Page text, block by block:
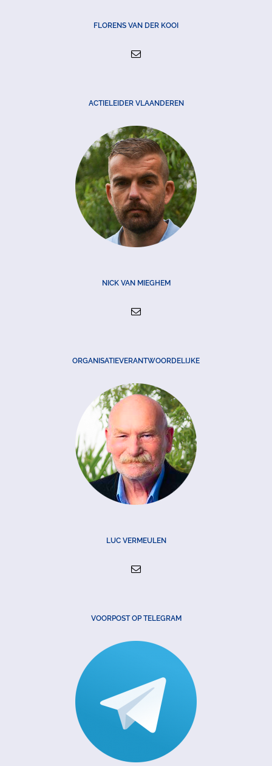
FLORENS VAN DER KOOI
ACTIELEIDER VLAANDEREN
NICK VAN MIEGHEM
ORGANISATIEVERANTWOORDELIJKE
LUC VERMEULEN
VOORPOST OP TELEGRAM